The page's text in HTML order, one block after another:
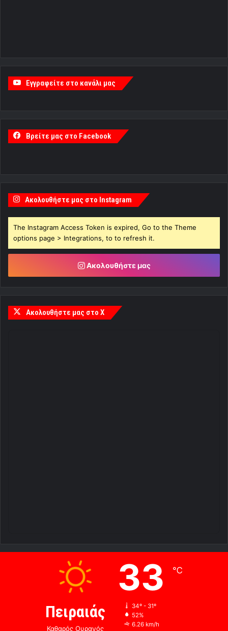
Εγγραφείτε στο κανάλι μας
Βρείτε μας στο Facebook
Ακολουθήστε μας στο Instagram
The Instagram Access Token is expired, Go to the Theme
options page > Integrations, to to refresh it.
Ακολουθήστε μας
Ακολουθήστε μας στο X
Πειραιάς
Καθαρός Ουρανός
33 ℃
34º - 31º
52%
6.26 km/h